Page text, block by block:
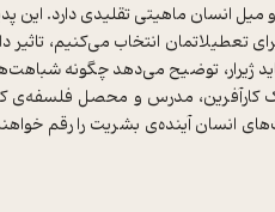
انسان ماهیتی تقلیدی دارد. این
انتخاب می‌کنیم، تاثیر
توضیح می‌دهد چگونه
مدرس و محصل فلسفه‌ی
انسان آینده‌ی بشریت را رقم